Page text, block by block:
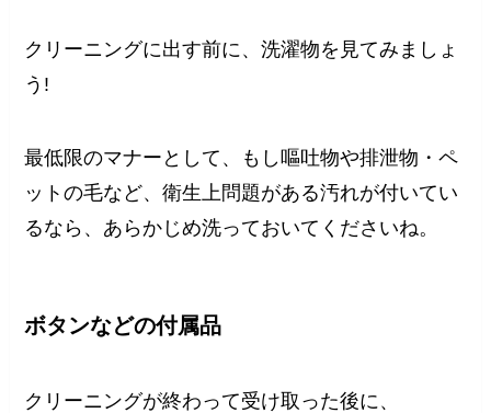
クリーニングに出す前に、洗濯物を見てみましょ
う!
最低限のマナーとして、もし嘔吐物や排泄物・ペ
ットの毛など、衛生上問題がある汚れが付いてい
るなら、あらかじめ洗っておいてくださいね。
ボタンなどの付属品
クリーニングが終わって受け取った後に、